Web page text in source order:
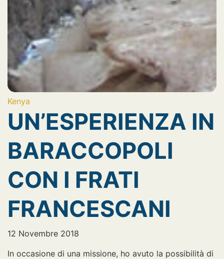
Kenya
UN’ESPERIENZA IN
BARACCOPOLI
CON I FRATI
FRANCESCANI
12 Novembre 2018
In occasione di una missione, ho avuto la possibilità di